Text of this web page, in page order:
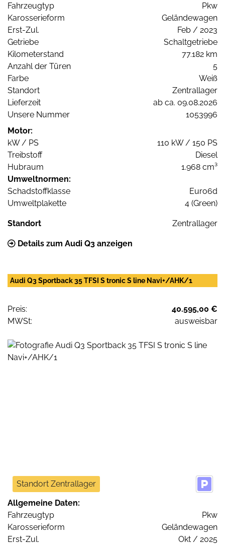
Fahrzeugtyp
Pkw
Karosserieform
Geländewagen
Erst-Zul.
Feb / 2023
Getriebe
Schaltgetriebe
Kilometerstand
77.182 km
Anzahl der Türen
5
Farbe
Weiß
Standort
Zentrallager
Lieferzeit
ab ca. 09.08.2026
Unsere Nummer
1053996
Motor:
kW / PS
110 kW / 150 PS
Treibstoff
Diesel
Hubraum
1.968 cm³
Umweltnormen:
Schadstoffklasse
Euro6d
Umweltplakette
4 (Green)
Standort Zentrallager
Details zum Audi Q3 anzeigen
Audi Q3 Sportback 35 TFSI S tronic S line Navi+/AHK/1
Preis:
40.595,00 €
MWSt:
ausweisbar
Standort Zentrallager
Allgemeine Daten:
Fahrzeugtyp
Pkw
Karosserieform
Geländewagen
Erst-Zul.
Okt / 2025